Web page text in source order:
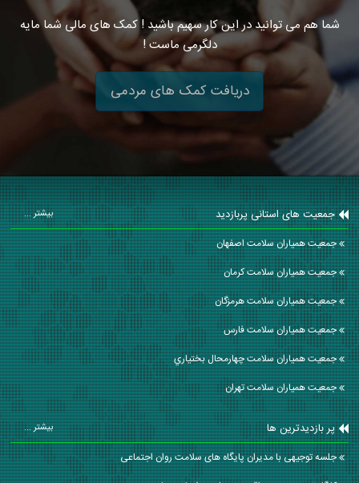
شما هم می توانید در این کار سهیم باشید ! کمک های مالی شما مایه
دلگرمی ماست !
دریافت کمک های مردمی
جمعیت های استانی پربازدید بیشتر ...
جمعیت همیاران سلامت اصفهان
جمعیت همیاران سلامت كرمان
جمعیت همیاران سلامت هرمزگان
جمعیت همیاران سلامت فارس
جمعیت همیاران سلامت چهارمحال بختياري
جمعیت همیاران سلامت تهران
پر بازدیدترین ها بیشتر ...
جلسه توجیهی با مدیران پایگاه های سلامت روان اجتماعی